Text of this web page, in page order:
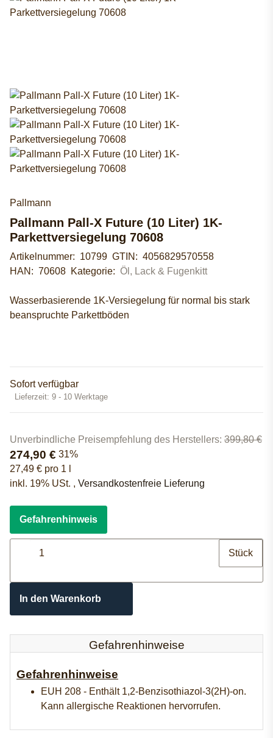
Pallmann
Pallmann Pall-X Future (10 Liter) 1K-
Parkettversiegelung 70608
Artikelnummer: 10799 GTIN: 4056829570558
HAN: 70608 Kategorie: Öl, Lack & Fugenkitt
Wasserbasierende 1K-Versiegelung für normal bis stark
beanspruchte Parkettböden
Sofort verfügbar
Lieferzeit: 9 - 10 Werktage
Unverbindliche Preisempfehlung des Herstellers: 399,80 €
274,90 € 31%
27,49 € pro 1 l
inkl. 19% USt. , Versandkostenfreie Lieferung
Gefahrenhinweis
Stück
In den Warenkorb
Gefahrenhinweise
Gefahrenhinweise
EUH 208 - Enthält 1,2-Benzisothiazol-3(2H)-on.
Kann allergische Reaktionen hervorrufen.